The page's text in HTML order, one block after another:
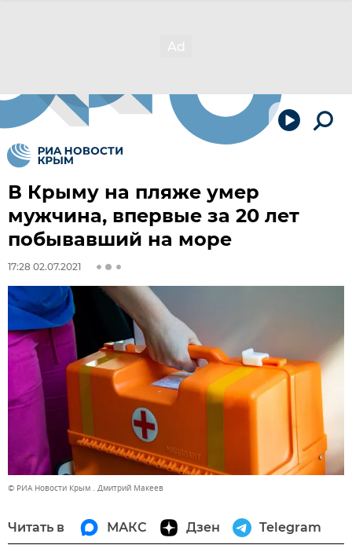
В Крыму на пляже умер
мужчина, впервые за 20 лет
побывавший на море
17:28 02.07.2021
© РИА Новости Крым . Дмитрий Макеев
Читать в МАКС Дзен Telegram